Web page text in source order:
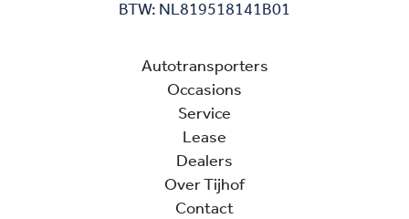
BTW: NL819518141B01
Autotransporters
Occasions
Service
Lease
Dealers
Over Tijhof
Contact